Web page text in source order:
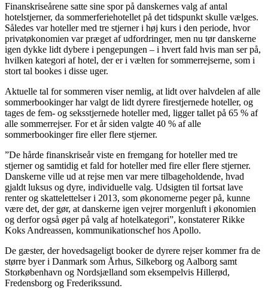
Finanskriseårene satte sine spor på danskernes valg af antal
hotelstjerner, da sommerferiehotellet på det tidspunkt skulle vælges.
Således var hoteller med tre stjerner i høj kurs i den periode, hvor
privatøkonomien var præget af udfordringer, men nu tør danskerne
igen dykke lidt dybere i pengepungen – i hvert fald hvis man ser på,
hvilken kategori af hotel, der er i vælten for sommerrejserne, som i
stort tal bookes i disse uger.
Aktuelle tal for sommeren viser nemlig, at lidt over halvdelen af alle
sommerbookinger har valgt de lidt dyrere firestjernede hoteller, og
tages de fem- og seksstjernede hoteller med, ligger tallet på 65 % af
alle sommerrejser. For et år siden valgte 40 % af alle
sommerbookinger fire eller flere stjerner.
”De hårde finanskriseår viste en fremgang for hoteller med tre
stjerner og samtidig et fald for hoteller med fire eller flere stjerner.
Danskerne ville ud at rejse men var mere tilbageholdende, hvad
gjaldt luksus og dyre, individuelle valg. Udsigten til fortsat lave
renter og skattelettelser i 2013, som økonomerne peger på, kunne
være det, der gør, at danskerne igen vejrer morgenluft i økonomien
og derfor også øger på valg af hotelkategori”, konstaterer Rikke
Koks Andreassen, kommunikationschef hos Apollo.
De gæster, der hovedsageligt booker de dyrere rejser kommer fra de
større byer i Danmark som Århus, Silkeborg og Aalborg samt
Storkøbenhavn og Nordsjælland som eksempelvis Hillerød,
Fredensborg og Frederikssund.